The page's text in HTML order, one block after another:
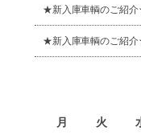
★新入庫車輌のご紹
★新入庫車輌のご紹
月 火